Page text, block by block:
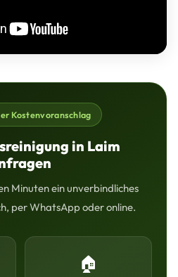
Kostenvoranschlag
in Laim
Minuten ein unverbindliches
per WhatsApp oder online.
🏠